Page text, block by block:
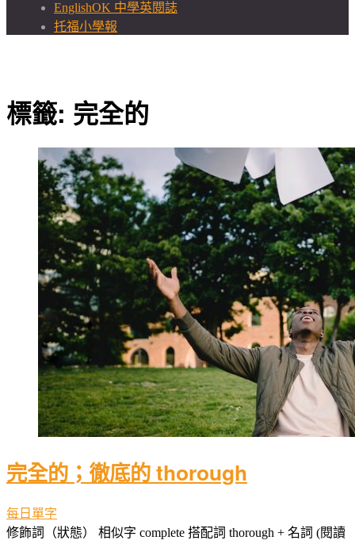
EnglishOK 中學英閱誌
托福小學報
標籤: 完全的
完全的；徹底的 thorough
每日單字
修飾詞（狀態） 相似字 complete 搭配詞 thorough + 名詞 (閱讀